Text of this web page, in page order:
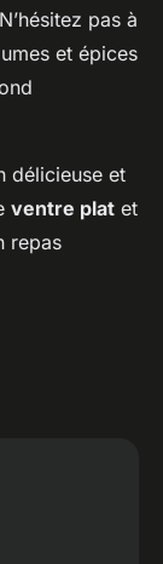
pas à
et épices
délicieuse et
ventre plat et
repas